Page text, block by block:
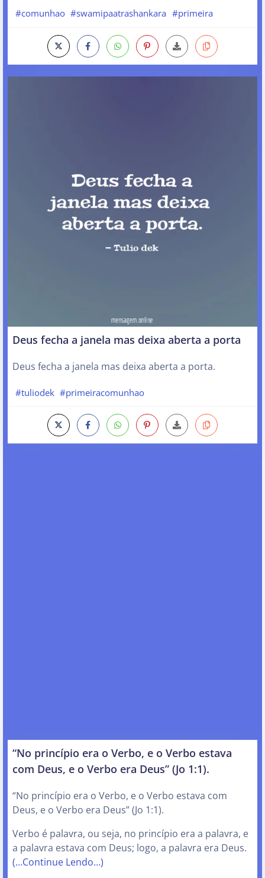
#comunhao #swamipaatrashankara #primeira
Deus fecha a janela mas deixa aberta a porta
Deus fecha a janela mas deixa aberta a porta.
#tuliodek #primeiracomunhao
“No princípio era o Verbo, e o Verbo estava
com Deus, e o Verbo era Deus” (Jo 1:1).
“No princípio era o Verbo, e o Verbo estava com
Deus, e o Verbo era Deus” (Jo 1:1).
Verbo é palavra, ou seja, no princípio era a palavra, e
a palavra estava com Deus; logo, a palavra era Deus.
(…Continue Lendo…)